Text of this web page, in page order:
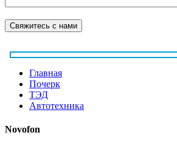
Главная
Почерк
ТЭД
Автотехника
Novofon